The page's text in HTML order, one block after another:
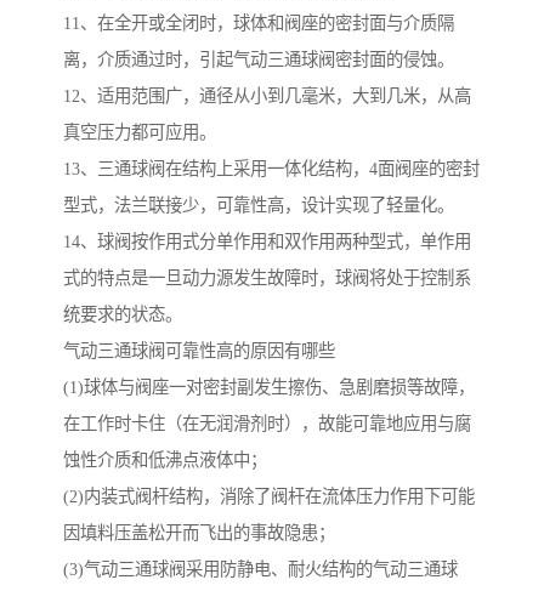
11、在全开或全闭时，球体和阀座的密封面与介质隔
离，介质通过时，引起气动三通球阀密封面的侵蚀。
12、适用范围广，通径从小到几毫米，大到几米，从高
真空压力都可应用。
13、三通球阀在结构上采用一体化结构，4面阀座的密封
型式，法兰联接少，可靠性高，设计实现了轻量化。
14、球阀按作用式分单作用和双作用两种型式，单作用
式的特点是一旦动力源发生故障时，球阀将处于控制系
统要求的状态。
气动三通球阀可靠性高的原因有哪些
(1)球体与阀座一对密封副发生擦伤、急剧磨损等故障，
在工作时卡住（在无润滑剂时），故能可靠地应用与腐
蚀性介质和低沸点液体中；
(2)内装式阀杆结构，消除了阀杆在流体压力作用下可能
因填料压盖松开而飞出的事故隐患；
(3)气动三通球阀采用防静电、耐火结构的气动三通球